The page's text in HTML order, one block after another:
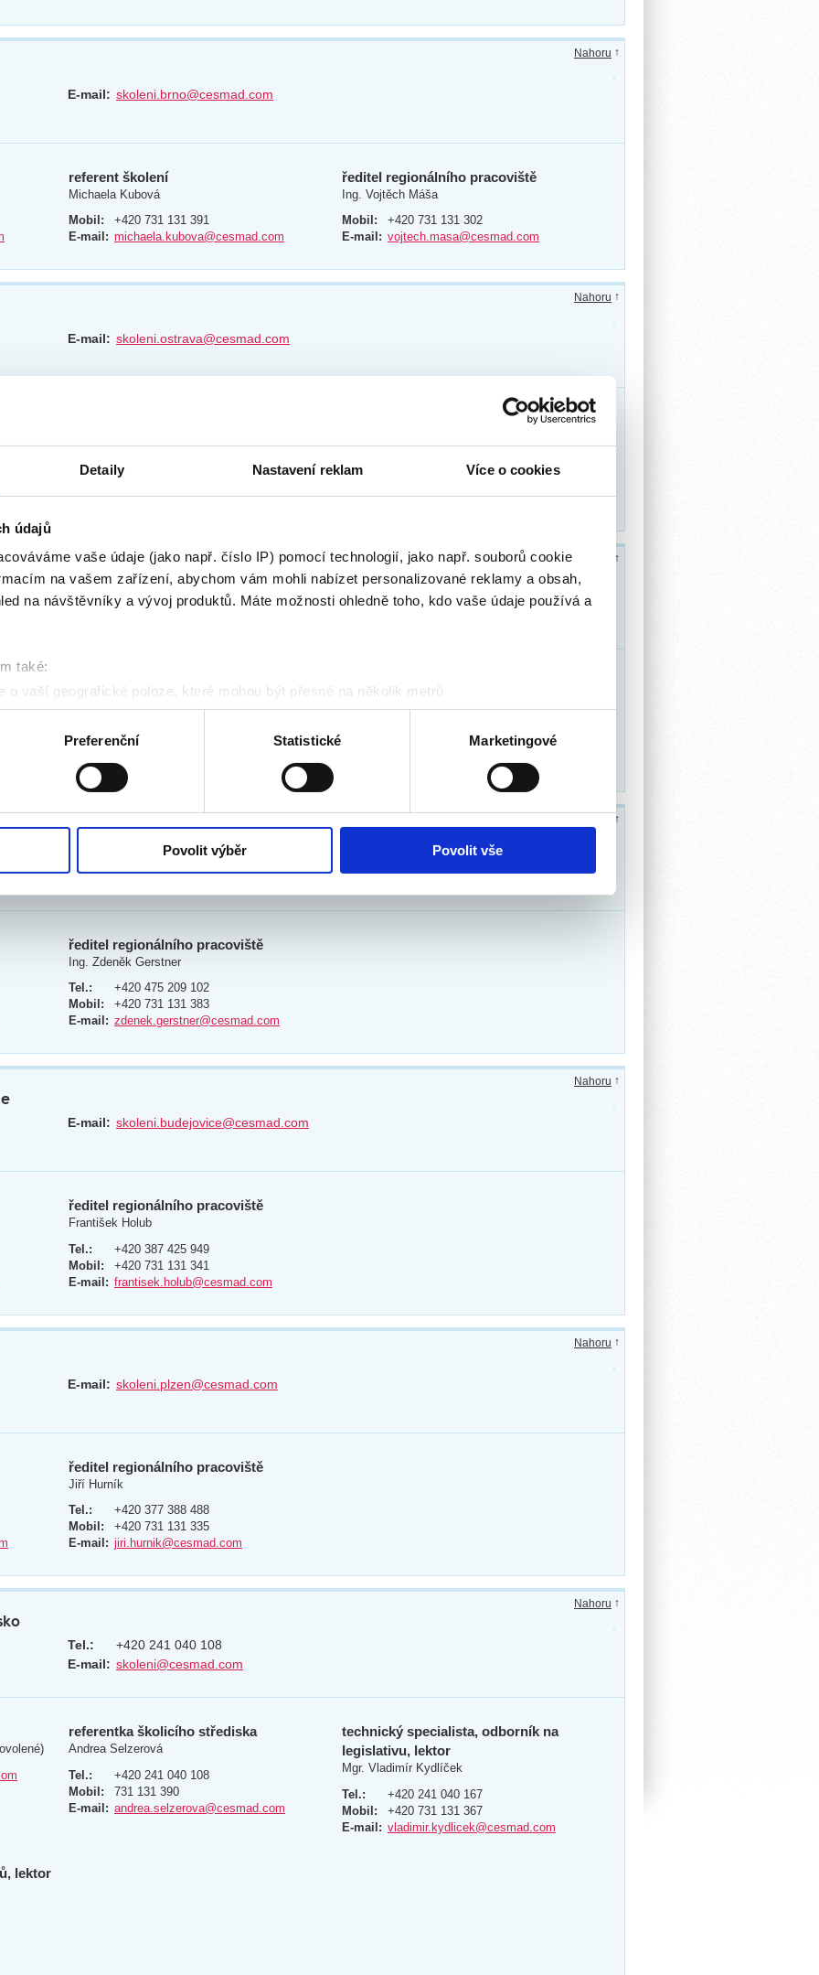
Detaily Nastavení reklam Více o cookies
údajů
vaše údaje (jako např. číslo IP) pomocí technologií, jako např. souborů cookie
na vašem zařízení, abychom vám mohli nabízet personalizované reklamy a obsah,
na návštěvníky a vývoj produktů. Máte možnosti ohledně toho, kdo vaše údaje používá a
také:
o vaší geografické poloze, které mohou být přesné na několik metrů
pomocí aktivního skenování pro konkrétní charakteristiky (otisk prstu)
vaše osobní údaje, a nastavte si předvolby v
části s podrobnostmi. Svůj souhlas
s dalšími informacemi, které jste jim poskytli nebo které získali v důsledku toho, že
Preferenční Statistické Marketingové
Povolit výběr Povolit vše
E-mail: skoleni.brno@cesmad.com
referent školení
Michaela Kubová
Mobil:
+420 731 131 391
E-mail: michaela.kubova@cesmad.com
ředitel regionálního pracoviště
Ing. Vojtěch Máša
Mobil:
+420 731 131 302
E-mail: vojtech.masa@cesmad.com
Nahoru ↑
E-mail: skoleni.ostrava@cesmad.com
Tel.:
+420 596 618 545
+420 731 131 303
E-mail: lukas.fojtik@cesmad.com
Nahoru ↑
E-mail: skoleni.hradec@cesmad.com
ředitelka regionálního pracoviště
Mobil:
+420 731 131 304
↑
skoleni.usti@cesmad.com
ředitel regionálního pracoviště
Ing. Zdeněk Gerstner
Tel.:
+420 475 209 102
Mobil:
+420 731 131 383
E-mail: zdenek.gerstner@cesmad.com
↑
E-mail: skoleni.budejovice@cesmad.com
ředitel regionálního pracoviště
František Holub
Tel.:
+420 387 425 949
Mobil:
+420 731 131 341
E-mail: frantisek.holub@cesmad.com
Nahoru ↑
E-mail: skoleni.plzen@cesmad.com
ředitel regionálního pracoviště
Jiří Hurník
Tel.:
+420 377 388 488
Mobil:
+420 731 131 335
E-mail: jiri.hurnik@cesmad.com
Nahoru ↑
Tel.:
+420 241 040 108
E-mail: skoleni@cesmad.com
referentka školicího střediska
Andrea Selzerová
Tel.:
+420 241 040 108
Mobil:
731 131 390
E-mail: andrea.selzerova@cesmad.com
technický specialista, odborník na
legislativu, lektor
Mgr. Vladimír Kydlíček
Tel.:
+420 241 040 167
Mobil:
+420 731 131 367
E-mail: vladimir.kydlicek@cesmad.com
lektor
Nahoru ↑